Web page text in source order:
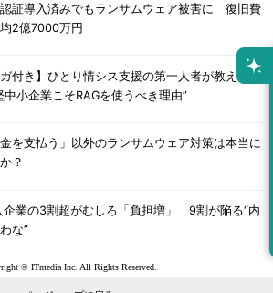
証導入済みでもランサムウェア被害に 復旧費
2億7000万円
ガ付き】ひとり情シス支援の第一人者が教え
中小企業こそRAGを使うべき理由”
金を支払う」以外のランサムウェア対策は本当に
？
企業の3割超がむしろ「負担増」 9割が陥る“内
な”
© ITmedia Inc. All Rights Reserved.